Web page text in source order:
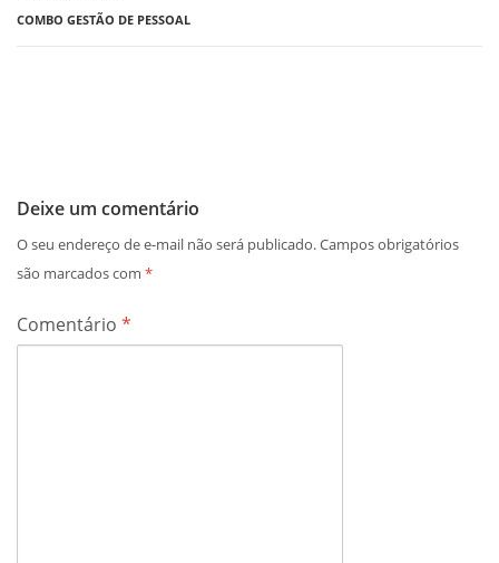
COMBO GESTÃO DE PESSOAL
Deixe um comentário
O seu endereço de e-mail não será publicado.Campos obrigatórios
são marcados com *
Comentário *